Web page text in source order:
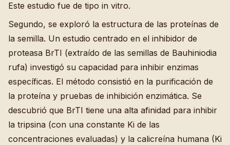
Este estudio fue de tipo in vitro.
Segundo, se exploró la estructura de las proteínas de
la semilla. Un estudio centrado en el inhibidor de
proteasa BrTI (extraído de las semillas de Bauhiniodia
rufa) investigó su capacidad para inhibir enzimas
específicas. El método consistió en la purificación de
la proteína y pruebas de inhibición enzimática. Se
descubrió que BrTI tiene una alta afinidad para inhibir
la tripsina (con una constante Ki de las
concentraciones evaluadas) y la calicreína humana (Ki